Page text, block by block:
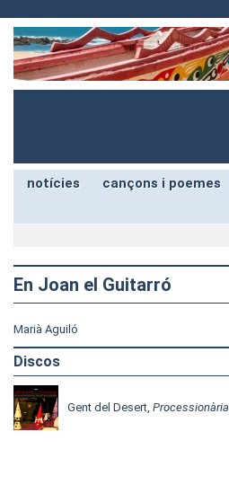
notícies cançons i poemes
En Joan el Guitarró
Marià Aguiló
Discos
Gent del Desert, Processionària